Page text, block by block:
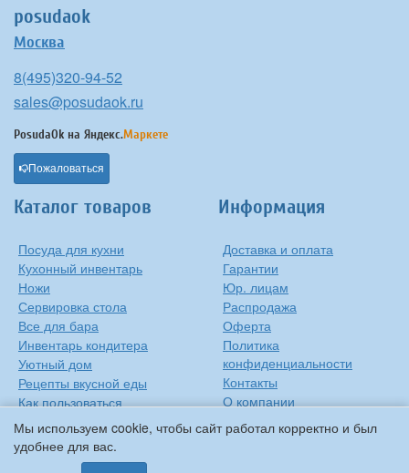
Мы используем cookie, чтобы сайт работал корректно и был
удобнее для вас.
posudaok
Москва
8(495)320-94-52
sales@posudaok.ru
PosudaOk на Яндекс.Маркете
Пожаловаться
Каталог товаров
Посуда для кухни
Кухонный инвентарь
Ножи
Сервировка стола
Все для бара
Инвентарь кондитера
Уютный дом
Рецепты вкусной еды
Как пользоваться
сковородкой
Информация
Доставка и оплата
Гарантии
Юр. лицам
Распродажа
Оферта
Политика
конфиденциальности
Контакты
О компании
Сиропы Monin
Виды барного стекла